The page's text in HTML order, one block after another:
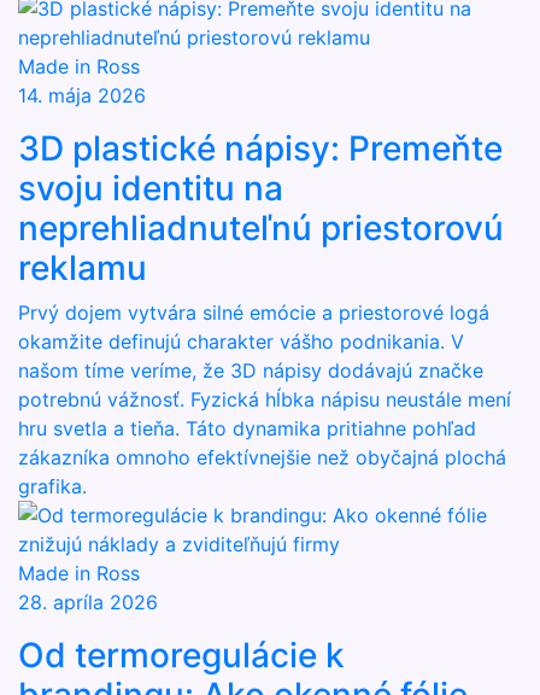
Made in Ross
14. mája 2026
3D plastické nápisy: Premeňte
svoju identitu na
neprehliadnuteľnú priestorovú
reklamu
Prvý dojem vytvára silné emócie a priestorové logá
okamžite definujú charakter vášho podnikania. V
našom tíme veríme, že 3D nápisy dodávajú značke
potrebnú vážnosť. Fyzická hĺbka nápisu neustále mení
hru svetla a tieňa. Táto dynamika pritiahne pohľad
zákazníka omnoho efektívnejšie než obyčajná plochá
grafika.
Made in Ross
28. apríla 2026
Od termoregulácie k